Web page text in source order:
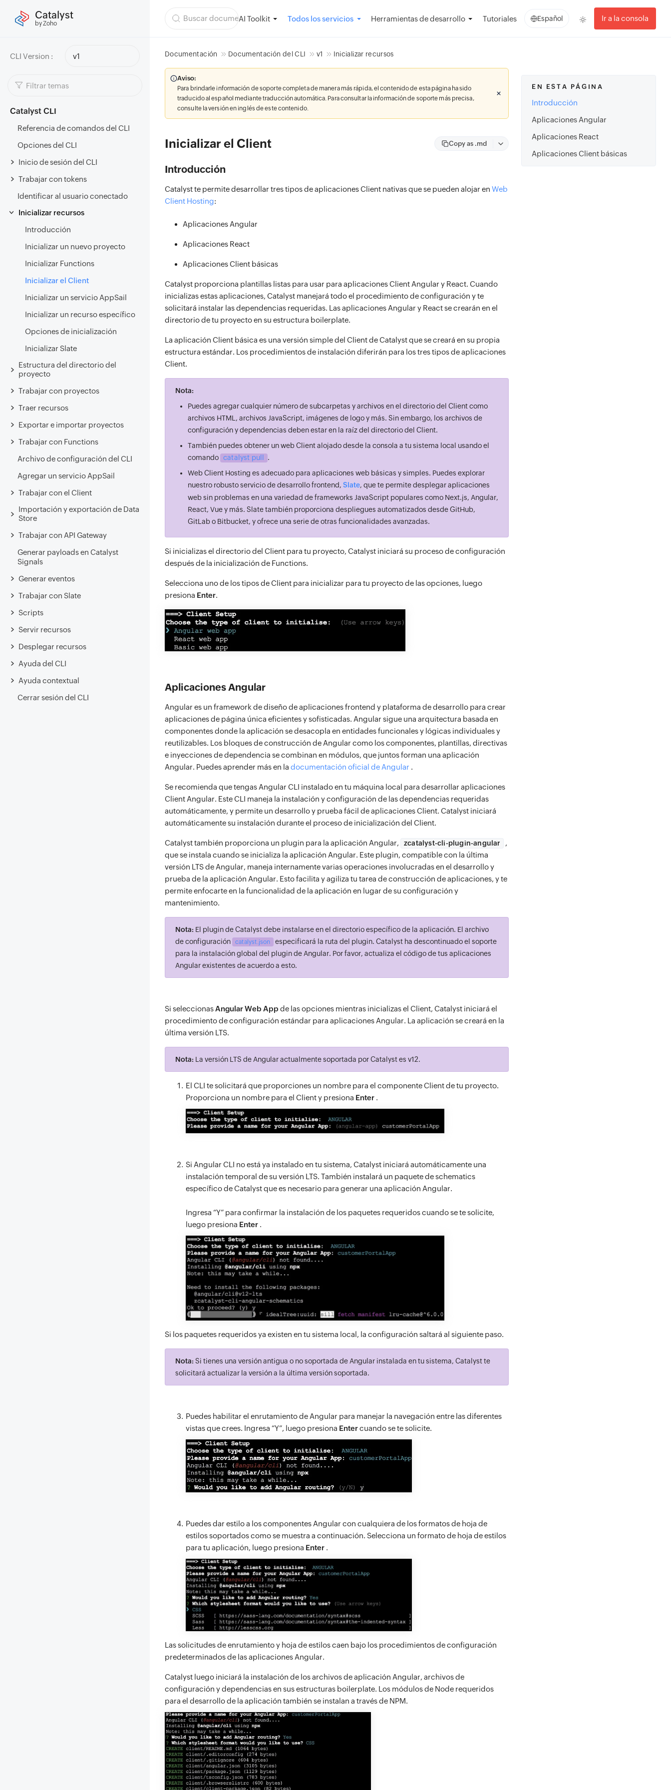
Catalyst
by Zoho
AI Toolkit Todos los servicios Herramientas de desarrollo Tutoriales Español Ir a la consola
CLI Version : v1
Catalyst CLI
Referencia de comandos del CLI
Opciones del CLI
Inicio de sesión del CLI
Trabajar con tokens
Identificar al usuario conectado
Inicializar recursos
Introducción
Inicializar un nuevo proyecto
Inicializar Functions
Inicializar el Client
Inicializar un servicio AppSail
Inicializar un recurso específico
Opciones de inicialización
Inicializar Slate
Estructura del directorio del
proyecto
Trabajar con proyectos
Traer recursos
Exportar e importar proyectos
Trabajar con Functions
Archivo de configuración del CLI
Agregar un servicio AppSail
Trabajar con el Client
Importación y exportación de Data
Store
Trabajar con API Gateway
Generar payloads en Catalyst
Signals
Generar eventos
Trabajar con Slate
Scripts
Servir recursos
Desplegar recursos
Ayuda del CLI
Ayuda contextual
Cerrar sesión del CLI
Documentación Documentación del CLI v1 Inicializar recursos
Aviso:
Para brindarle información de soporte completa de manera más rápida, el contenido de esta página ha sido
traducido al español mediante traducción automática. Para consultar la información de soporte más precisa,
consulte la versión en inglés de este contenido.
Inicializar el Client Copy as .md
Introducción
Catalyst te permite desarrollar tres tipos de aplicaciones Client nativas que se pueden alojar en Web
Client Hosting:
Aplicaciones Angular
Aplicaciones React
Aplicaciones Client básicas
Catalyst proporciona plantillas listas para usar para aplicaciones Client Angular y React. Cuando
inicializas estas aplicaciones, Catalyst manejará todo el procedimiento de configuración y te
solicitará instalar las dependencias requeridas. Las aplicaciones Angular y React se crearán en el
directorio de tu proyecto en su estructura boilerplate.
La aplicación Client básica es una versión simple del Client de Catalyst que se creará en su propia
estructura estándar. Los procedimientos de instalación diferirán para los tres tipos de aplicaciones
Client.
Nota:
Puedes agregar cualquier número de subcarpetas y archivos en el directorio del Client como
archivos HTML, archivos JavaScript, imágenes de logo y más. Sin embargo, los archivos de
configuración y dependencias deben estar en la raíz del directorio del Client.
También puedes obtener un web Client alojado desde la consola a tu sistema local usando el
comando catalyst pull
.
Web Client Hosting es adecuado para aplicaciones web básicas y simples. Puedes explorar
nuestro robusto servicio de desarrollo frontend, Slate, que te permite desplegar aplicaciones
web sin problemas en una variedad de frameworks JavaScript populares como Next.js, Angular,
React, Vue y más. Slate también proporciona despliegues automatizados desde GitHub,
GitLab o Bitbucket, y ofrece una serie de otras funcionalidades avanzadas.
Si inicializas el directorio del Client para tu proyecto, Catalyst iniciará su proceso de configuración
después de la inicialización de Functions.
Selecciona uno de los tipos de Client para inicializar para tu proyecto de las opciones, luego
presiona Enter.
Aplicaciones Angular
Angular es un framework de diseño de aplicaciones frontend y plataforma de desarrollo para crear
aplicaciones de página única eficientes y sofisticadas. Angular sigue una arquitectura basada en
componentes donde la aplicación se desacopla en entidades funcionales y lógicas individuales y
reutilizables. Los bloques de construcción de Angular como los componentes, plantillas, directivas
e inyecciones de dependencia se combinan en módulos, que juntos forman una aplicación
Angular. Puedes aprender más en la documentación oficial de Angular .
Se recomienda que tengas Angular CLI instalado en tu máquina local para desarrollar aplicaciones
Client Angular. Este CLI maneja la instalación y configuración de las dependencias requeridas
automáticamente, y permite un desarrollo y prueba fácil de aplicaciones Client. Catalyst iniciará
automáticamente su instalación durante el proceso de inicialización del Client.
Catalyst también proporciona un plugin para la aplicación Angular, zcatalyst-cli-plugin-angular
,
que se instala cuando se inicializa la aplicación Angular. Este plugin, compatible con la última
versión LTS de Angular, maneja internamente varias operaciones involucradas en el desarrollo y
prueba de la aplicación Angular. Esto facilita y agiliza tu tarea de construcción de aplicaciones, y te
permite enfocarte en la funcionalidad de la aplicación en lugar de su configuración y
mantenimiento.
Nota: El plugin de Catalyst debe instalarse en el directorio específico de la aplicación. El archivo
de configuración
catalyst.json
especificará la ruta del plugin. Catalyst ha descontinuado el soporte
para la instalación global del plugin de Angular. Por favor, actualiza el código de tus aplicaciones
Angular existentes de acuerdo a esto.
Si seleccionasAngular Web App de las opciones mientras inicializas el Client, Catalyst iniciará el
procedimiento de configuración estándar para aplicaciones Angular. La aplicación se creará en la
última versión LTS.
Nota: La versión LTS de Angular actualmente soportada por Catalyst es v12.
El CLI te solicitará que proporciones un nombre para el componente Client de tu proyecto.
Proporciona un nombre para el Client y presiona Enter .
Si Angular CLI no está ya instalado en tu sistema, Catalyst iniciará automáticamente una
instalación temporal de su versión LTS. También instalará un paquete de schematics
específico de Catalyst que es necesario para generar una aplicación Angular.
Ingresa “Y” para confirmar la instalación de los paquetes requeridos cuando se te solicite,
luego presiona Enter .
Si los paquetes requeridos ya existen en tu sistema local, la configuración saltará al siguiente paso.
Nota: Si tienes una versión antigua o no soportada de Angular instalada en tu sistema, Catalyst te
solicitará actualizar la versión a la última versión soportada.
Puedes habilitar el enrutamiento de Angular para manejar la navegación entre las diferentes
vistas que crees. Ingresa “Y”, luego presiona Entercuando se te solicite.
Puedes dar estilo a los componentes Angular con cualquiera de los formatos de hoja de
estilos soportados como se muestra a continuación. Selecciona un formato de hoja de estilos
para tu aplicación, luego presiona Enter .
Las solicitudes de enrutamiento y hoja de estilos caen bajo los procedimientos de configuración
predeterminados de las aplicaciones Angular.
Catalyst luego iniciará la instalación de los archivos de aplicación Angular, archivos de
configuración y dependencias en sus estructuras boilerplate. Los módulos de Node requeridos
para el desarrollo de la aplicación también se instalan a través de NPM.
EN ESTA PÁGINA
Introducción
Aplicaciones Angular
Aplicaciones React
Aplicaciones Client básicas